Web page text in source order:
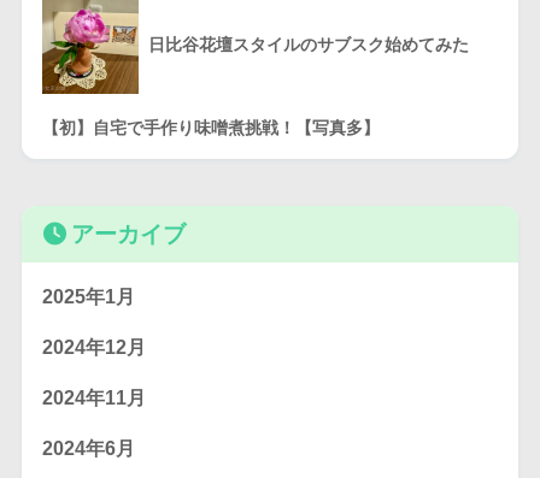
日比谷花壇スタイルのサブスク始めてみた
【初】自宅で手作り味噌煮挑戦！【写真多】
アーカイブ
2025年1月
2024年12月
2024年11月
2024年6月